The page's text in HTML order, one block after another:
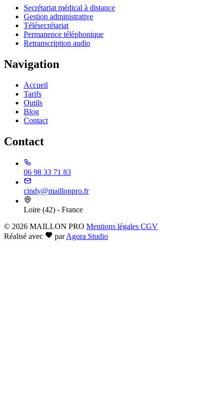
Secrétariat médical à distance
Gestion administrative
Télésecrétariat
Permanence téléphonique
Retranscription audio
Navigation
Accueil
Tarifs
Outils
Blog
Contact
Contact
06 98 33 71 83
cindy@maillonpro.fr
Loire (42) - France
© 2026 MAILLON PRO Mentions légales CGV
Réalisé avec
par Agora Studio